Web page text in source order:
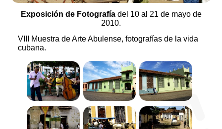
Exposición de Fotografíadel 10 al 21 de mayo de
2010.
VIII Muestra de Arte Abulense, fotografías de la vida
cubana.